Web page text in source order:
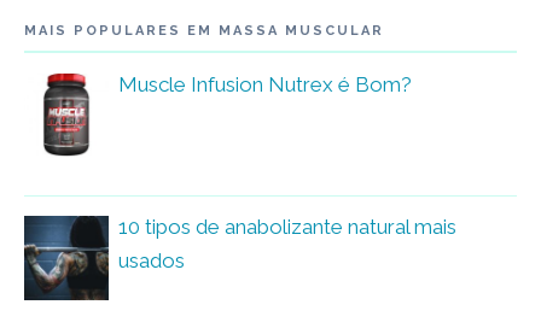
MAIS POPULARES EM MASSA MUSCULAR
Muscle Infusion Nutrex é Bom?
10 tipos de anabolizante natural mais
usados